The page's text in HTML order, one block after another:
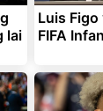
lai
Luis
FIFA